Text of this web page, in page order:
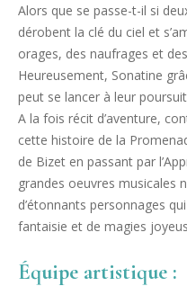
Alors que se passe-t-il si
dérobent la clé du ciel et
orages, des naufrages et
Heureusement, Sonatine
peut se lancer à leur
A la fois récit d’aventure,
cette histoire de la
de Bizet en passant par
grandes oeuvres musicales
d’étonnants personnages
fantaisie et de magies
Équipe artistique :